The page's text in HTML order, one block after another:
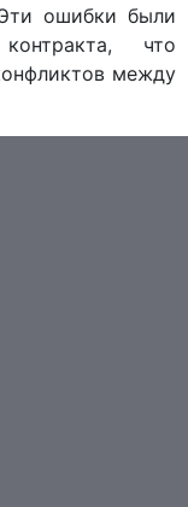
ошибки были
что
между